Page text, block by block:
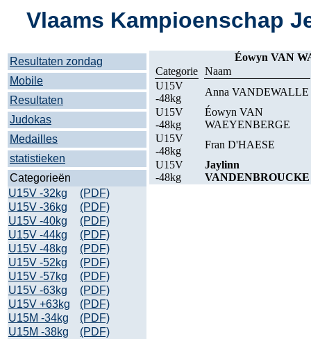
Vlaams Kampioenschap
Resultaten zondag
Mobile
Resultaten
Judokas
Medailles
statistieken
Categorieën
U15V -32kg
(PDF)
U15V -36kg
(PDF)
U15V -40kg
(PDF)
U15V -44kg
(PDF)
U15V -48kg
(PDF)
U15V -52kg
(PDF)
U15V -57kg
(PDF)
U15V -63kg
(PDF)
U15V +63kg
(PDF)
U15M -34kg
(PDF)
U15M -38kg
(PDF)
Éowyn VAN
Categorie Naam
U15V
-48kg
Anna VANDEWALLE
U15V
-48kg
Éowyn VAN
WAEYENBERGE
U15V
-48kg
Fran D'HAESE
U15V
-48kg
Jaylinn
VANDENBROUCKE